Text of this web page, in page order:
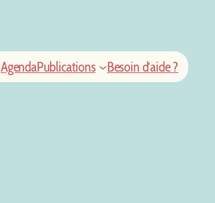
AgendaPublications Besoin d’aide ?